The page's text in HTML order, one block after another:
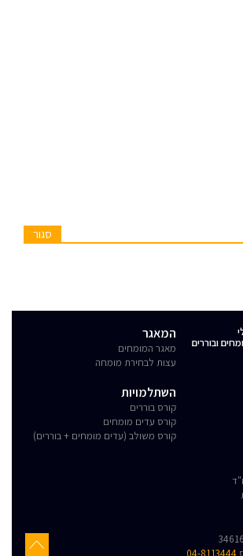
סגור
ובוררים
המאגר
מאגר המומחים
עצות לבחירת מומחה
השתלמויות
קורס בוררים
קורס עדים מומחים
קורס משולב (עדים מומחים + בוררים)
04-8113444